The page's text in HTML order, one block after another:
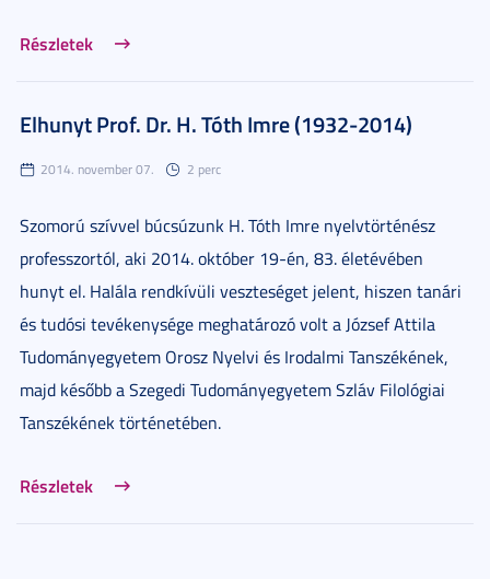
Részletek
Elhunyt Prof. Dr. H. Tóth Imre (1932-2014)
2014. november 07. 2 perc
Szomorú szívvel búcsúzunk H. Tóth Imre nyelvtörténész
professzortól, aki 2014. október 19-én, 83. életévében
hunyt el. Halála rendkívüli veszteséget jelent, hiszen tanári
és tudósi tevékenysége meghatározó volt a József Attila
Tudományegyetem Orosz Nyelvi és Irodalmi Tanszékének,
majd később a Szegedi Tudományegyetem Szláv Filológiai
Tanszékének történetében.
Részletek